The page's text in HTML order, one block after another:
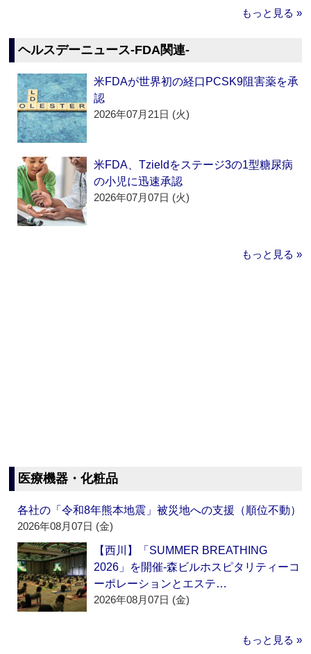
もっと見る »
ヘルスデーニュース‐FDA関連‐
米FDAが世界初の経口PCSK9阻害薬を承
認
2026年07月21日 (火)
米FDA、Tzieldをステージ3の1型糖尿病
の小児に迅速承認
2026年07月07日 (火)
もっと見る »
医療機器・化粧品
各社の「令和8年熊本地震」被災地への支援（順位不動）
2026年08月07日 (金)
【西川】「SUMMER BREATHING
2026」を開催‐森ビルホスピタリティーコ
ーポレーションとエステ…
2026年08月07日 (金)
もっと見る »